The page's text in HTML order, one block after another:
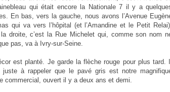
qui était encore la Nationale 7 il y a
En bas, vers la gauche, nous avons l’Avenue
qui va vers l’hôpital (et l’Amandine et le Petit Relai).
droite, c’est la Rue Michelet qui, comme son nom
pas, va à Ivry-sur-Seine.
est planté. Je garde la flèche rouge pour plus tard. Il
juste à rappeler que le pavé gris est notre
commercial, ouvert il y a deux ans et demi.